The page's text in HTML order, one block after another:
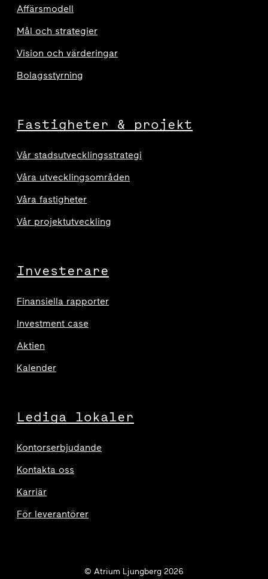
Affärsmodell
Mål och strategier
Vision och värderingar
Bolagsstyrning
Fastigheter & projekt
Vår stadsutvecklingsstrategi
Våra utvecklingsområden
Våra fastigheter
Vår projektutveckling
Investerare
Finansiella rapporter
Investment case
Aktien
Kalender
Lediga lokaler
Kontorserbjudande
Kontakta oss
Karriär
För leverantörer
© Atrium Ljungberg 2026